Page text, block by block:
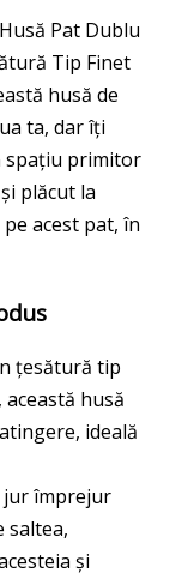
Pat Dublu
Tip Finet
husă de
ta, dar îți
primitor
plăcut la
acest pat, în
țesătură tip
husă
ideală
jur împrejur
saltea,
și